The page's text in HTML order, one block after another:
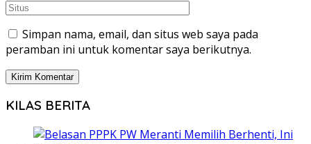
Simpan nama, email, dan situs web saya pada
peramban ini untuk komentar saya berikutnya.
KILAS BERITA